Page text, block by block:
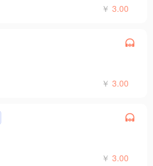
￥ 3.00
￥ 3.00
￥ 3.00